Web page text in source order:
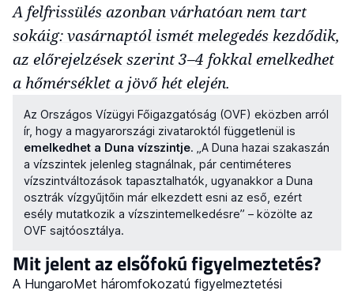
A felfrissülés azonban várhatóan nem tart
sokáig: vasárnaptól ismét melegedés kezdődik,
az előrejelzések szerint 3–4 fokkal emelkedhet
a hőmérséklet a jövő hét elején.
Az Országos Vízügyi Főigazgatóság (OVF) eközben arról
ír, hogy a magyarországi zivataroktól függetlenül is
emelkedhet a Duna vízszintje. „A Duna hazai szakaszán
a vízszintek jelenleg stagnálnak, pár centiméteres
vízszintváltozások tapasztalhatók, ugyanakkor a Duna
osztrák vízgyűjtőin már elkezdett esni az eső, ezért
esély mutatkozik a vízszintemelkedésre” – közölte az
OVF sajtóosztálya.
Mit jelent az elsőfokú figyelmeztetés?
A HungaroMet háromfokozatú figyelmeztetési